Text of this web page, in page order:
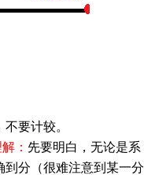
要计较。
： 先要明白，无论是系
分（很难注意到某一分